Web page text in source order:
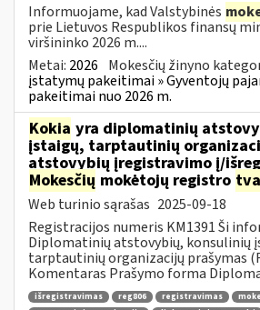
Informuojame, kad Valstybinės
prie Lietuvos Respublikos finansų
viršininko 2026 m....
Metai: 2026 Mokesčių žinyno
įstatymų pakeitimai » Gyventojų
pakeitimai nuo 2026 m.
Kokia yra diplomatinių
įstaigų, tarptautinių
atstovybių įregistravimo į/
Mokesčių mokėtojų registro
Web turinio sąrašas 2025-09-18
Registracijos numeris KM1391 Ši
Diplomatinių atstovybių, konsulinių
tarptautinių organizacijų prašymas
Komentaras Prašymo forma
išregistravimas reg806 registravimas